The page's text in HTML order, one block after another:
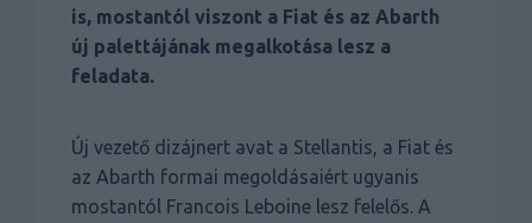
is, mostantól viszont a Fiat és az Abarth
új palettájának megalkotása lesz a
feladata.
Új vezető dizájnert avat a Stellantis, a Fiat és
az Abarth formai megoldásaiért ugyanis
mostantól Francois Leboine lesz felelős. A